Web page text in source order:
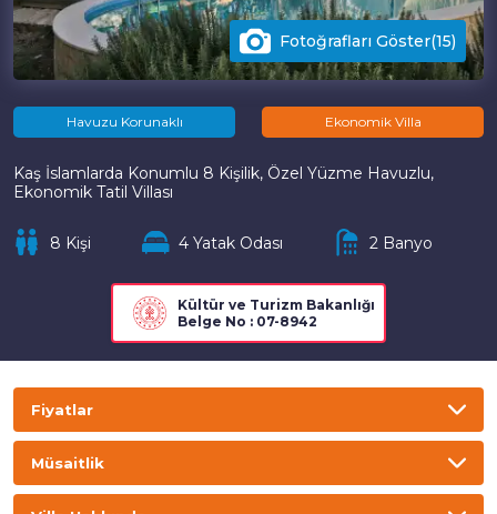
Havuzu Korunaklı Ekonomik Villa
Kaş İslamlarda Konumlu 8 Kişilik, Özel Yüzme Havuzlu,
Ekonomik Tatil Villası
8 Kişi 4 Yatak Odası 2 Banyo
Kültür ve Turizm Bakanlığı
Belge No : 07-8942
Fotoğrafları Göster(15)
Fiyatlar
Gecelik Haftalık
Müsaitlik